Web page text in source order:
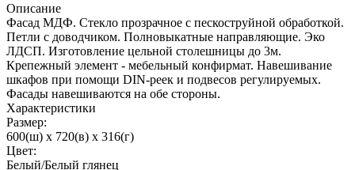
Описание
Фасад МДФ. Стекло прозрачное с пескоструйной обработкой.
Петли с доводчиком. Полновыкатные направляющие. Эко
ЛДСП. Изготовление цельной столешницы до 3м.
Крепежный элемент - мебельный конфирмат. Навешивание
шкафов при помощи DIN-реек и подвесов регулируемых.
Фасады навешиваются на обе стороны.
Характеристики
Размер:
600(ш) x 720(в) x 316(г)
Цвет:
Белый/Белый глянец